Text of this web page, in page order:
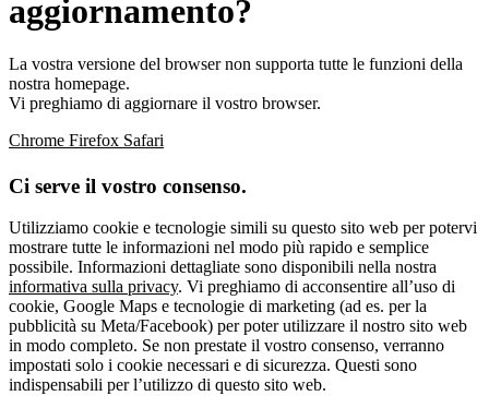
aggiornamento?
La vostra versione del browser non supporta tutte le funzioni della
nostra homepage.
Vi preghiamo di aggiornare il vostro browser.
Chrome Firefox Safari
Ci serve il vostro consenso.
Utilizziamo cookie e tecnologie simili su questo sito web per potervi
mostrare tutte le informazioni nel modo più rapido e semplice
possibile. Informazioni dettagliate sono disponibili nella nostra
informativa sulla privacy. Vi preghiamo di acconsentire all’uso di
cookie, Google Maps e tecnologie di marketing (ad es. per la
pubblicità su Meta/Facebook) per poter utilizzare il nostro sito web
in modo completo. Se non prestate il vostro consenso, verranno
impostati solo i cookie necessari e di sicurezza. Questi sono
indispensabili per l’utilizzo di questo sito web.